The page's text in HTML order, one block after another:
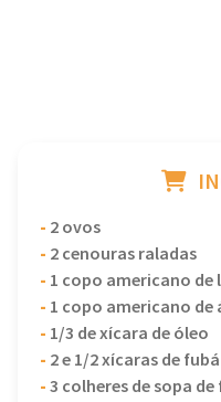
- 2 ovos
- 2 cenouras raladas
- 1 copo americano de
- 1 copo americano de
- 1/3 de xícara de óleo
- 2 e 1/2 xícaras de fubá
-3 colheres de sopa